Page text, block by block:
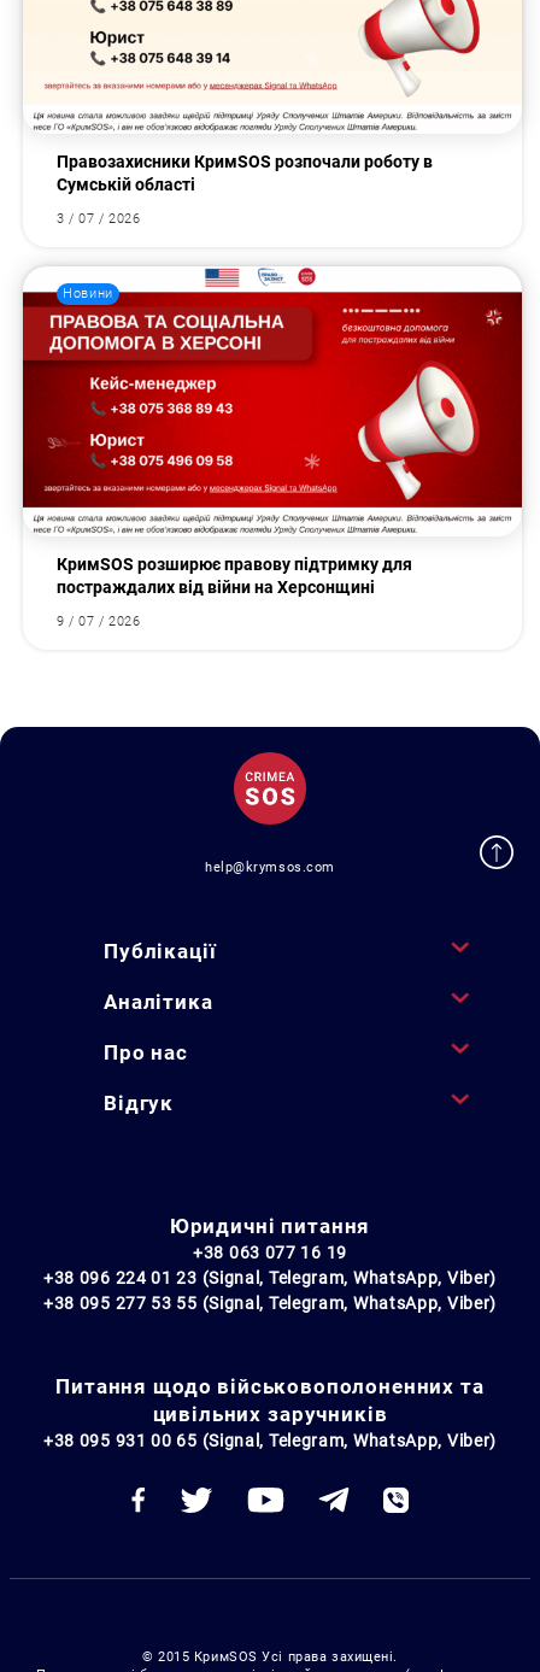
Правозахисники КримSOS розпочали роботу в
Сумській області
3 / 07 / 2026
Новини
КримSOS розширює правову підтримку для
постраждалих від війни на Херсонщині
9 / 07 / 2026
help@krymsos.com
Публікації
Аналітика
Про нас
Відгук
Юридичні питання
+38 063 077 16 19
+38 096 224 01 23 (Signal, Telegram, WhatsApp, Viber)
+38 095 277 53 55 (Signal, Telegram, WhatsApp, Viber)
Питання щодо військовополоненних та
цивільних заручників
+38 095 931 00 65 (Signal, Telegram, WhatsApp, Viber)
© 2015 КримSOS Усі права захищені.